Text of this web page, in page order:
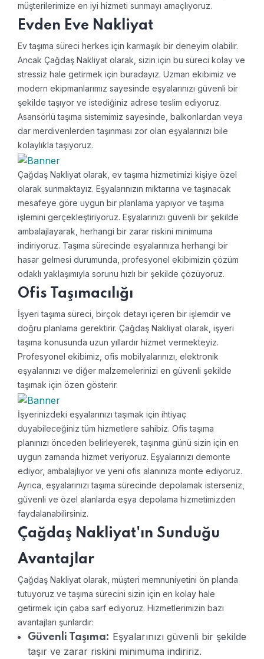
müşterilerimize en iyi hizmeti sunmayı amaçlıyoruz.
Evden Eve Nakliyat
Ev taşıma süreci herkes için karmaşık bir deneyim olabilir.
Ancak Çağdaş Nakliyat olarak, sizin için bu süreci kolay ve
stressiz hale getirmek için buradayız. Uzman ekibimiz ve
modern ekipmanlarımız sayesinde eşyalarınızı güvenli bir
şekilde taşıyor ve istediğiniz adrese teslim ediyoruz.
Asansörlü taşıma sistemimiz sayesinde, balkonlardan veya
dar merdivenlerden taşınması zor olan eşyalarınızı bile
kolaylıkla taşıyoruz.
Çağdaş Nakliyat olarak, ev taşıma hizmetimizi kişiye özel
olarak sunmaktayız. Eşyalarınızın miktarına ve taşınacak
mesafeye göre uygun bir planlama yapıyor ve taşıma
işlemini gerçekleştiriyoruz. Eşyalarınızı güvenli bir şekilde
ambalajlayarak, herhangi bir zarar riskini minimuma
indiriyoruz. Taşıma sürecinde eşyalarınıza herhangi bir
hasar gelmesi durumunda, profesyonel ekibimizin çözüm
odaklı yaklaşımıyla sorunu hızlı bir şekilde çözüyoruz.
Ofis Taşımacılığı
İşyeri taşıma süreci, birçok detayı içeren bir işlemdir ve
doğru planlama gerektirir. Çağdaş Nakliyat olarak, işyeri
taşıma konusunda uzun yıllardır hizmet vermekteyiz.
Profesyonel ekibimiz, ofis mobilyalarınızı, elektronik
eşyalarınızı ve diğer malzemelerinizi en güvenli şekilde
taşımak için özen gösterir.
İşyerinizdeki eşyalarınızı taşımak için ihtiyaç
duyabileceğiniz tüm hizmetlere sahibiz. Ofis taşıma
planınızı önceden belirleyerek, taşınma günü sizin için en
uygun zamanda hizmet veriyoruz. Eşyalarınızı demonte
ediyor, ambalajlıyor ve yeni ofis alanınıza monte ediyoruz.
Ayrıca, eşyalarınızı taşıma sürecinde depolamak isterseniz,
güvenli ve özel alanlarda eşya depolama hizmetimizden
faydalanabilirsiniz.
Çağdaş Nakliyat'ın Sunduğu
Avantajlar
Çağdaş Nakliyat olarak, müşteri memnuniyetini ön planda
tutuyoruz ve taşıma sürecini sizin için en kolay hale
getirmek için çaba sarf ediyoruz. Hizmetlerimizin bazı
avantajları şunlardır:
Güvenli Taşıma: Eşyalarınızı güvenli bir şekilde
taşır ve zarar riskini minimuma indiririz.